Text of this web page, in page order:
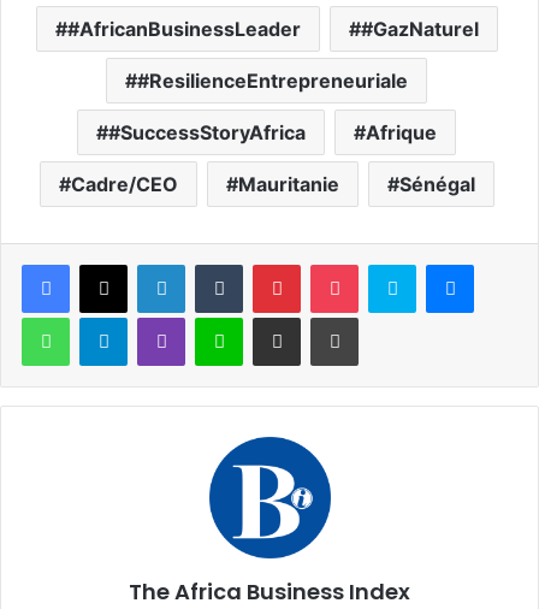
#AfricanBusinessLeader #GazNaturel
#ResilienceEntrepreneuriale
#SuccessStoryAfrica Afrique
Cadre/CEO Mauritanie Sénégal
Facebook
X LinkedinTumblr PinterestPocket Skype
WhatsAppTelegramViber Ligne Partager par email Imprimer
The Africa Business Index